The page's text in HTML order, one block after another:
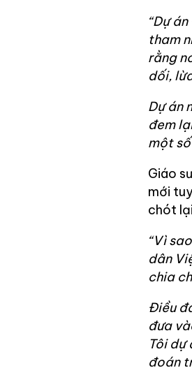
“Dự
tham
rằng
dối,
Dự án
đem
một
Giáo
mới
chót
“Vì
dân
chia
Điều
đưa
Tôi
đoán